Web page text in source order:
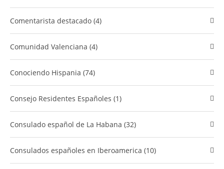
Comentarista destacado (4)
Comunidad Valenciana (4)
​Conociendo Hispania (74)
Consejo Residentes Españoles (1)
Consulado español de La Habana (32)
Consulados españoles en Iberoamerica (10)